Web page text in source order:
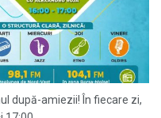
după-amiezii! În fiecare zi,